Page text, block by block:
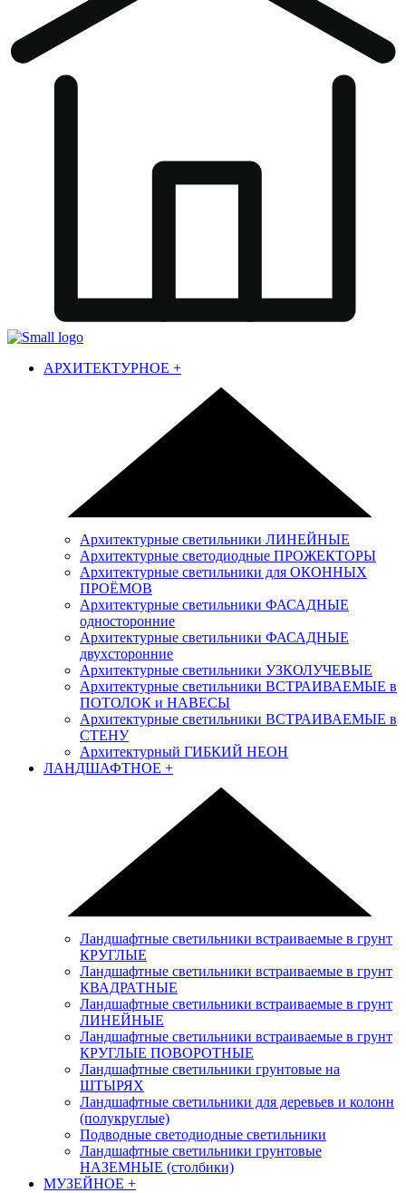
АРХИТЕКТУРНОЕ +
Архитектурные светильники ЛИНЕЙНЫЕ
Архитектурные светодиодные ПРОЖЕКТОРЫ
Архитектурные светильники для ОКОННЫХ
ПРОЁМОВ
Архитектурные светильники ФАСАДНЫЕ
односторонние
Архитектурные светильники ФАСАДНЫЕ
двухсторонние
Архитектурные светильники УЗКОЛУЧЕВЫЕ
Архитектурные светильники ВСТРАИВАЕМЫЕ в
ПОТОЛОК и НАВЕСЫ
Архитектурные светильники ВСТРАИВАЕМЫЕ в
СТЕНУ
Архитектурный ГИБКИЙ НЕОН
ЛАНДШАФТНОЕ +
Ландшафтные светильники встраиваемые в грунт
КРУГЛЫЕ
Ландшафтные светильники встраиваемые в грунт
КВАДРАТНЫЕ
Ландшафтные светильники встраиваемые в грунт
ЛИНЕЙНЫЕ
Ландшафтные светильники встраиваемые в грунт
КРУГЛЫЕ ПОВОРОТНЫЕ
Ландшафтные светильники грунтовые на
ШТЫРЯХ
Ландшафтные светильники для деревьев и колонн
(полукруглые)
Подводные светодиодные светильники
Ландшафтные светильники грунтовые
НАЗЕМНЫЕ (столбики)
МУЗЕЙНОЕ +